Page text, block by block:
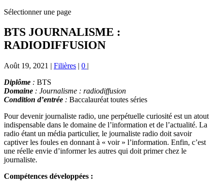
Sélectionner une page
BTS JOURNALISME :
RADIODIFFUSION
Août 19, 2021 | Filières | 0 |
Diplôme : BTS
Domaine : Journalisme : radiodiffusion
Condition d’entrée : Baccalauréat toutes séries
Pour devenir journaliste radio, une perpétuelle curiosité est un atout
indispensable dans le domaine de l’information et de l’actualité. La
radio étant un média particulier, le journaliste radio doit savoir
captiver les foules en donnant à « voir » l’information. Enfin, c’est
une réelle envie d’informer les autres qui doit primer chez le
journaliste.
Compétences développées :